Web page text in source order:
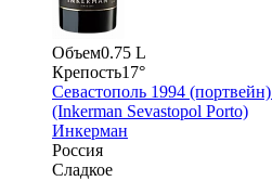
Объем0.75 L
Крепость17°
Севастополь 1994
(Inkerman Sevastopol Porto)
Инкерман
Россия
Сладкое